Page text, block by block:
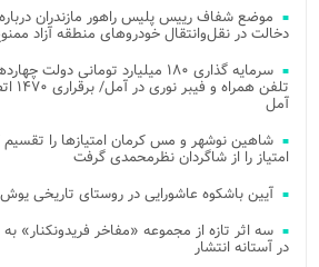
موضع شفاف رییس پلیس راهور مازندران
دخالت در نقل‌وانتقال خودروهای منطقه آزاد
سرمایه گذاری ۱۸۰ میلیارد تومانی
آمل
شاهین نوشهر و مس کرمان امتیازها را
امتیاز را از شاگردان نظرمحمدی گرفت
آیین باشکوه عاشورایی در روستای تاریخی
سه اثر تازه از مجموعه «مفاخر فریدونکنار»
در آستانه انتشار